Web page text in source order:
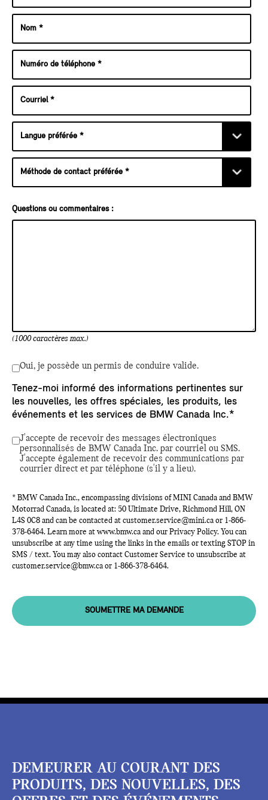
Questions ou commentaires :
(1000 caractères max.)
Oui, je possède un permis de conduire valide.
Tenez-moi informé des informations pertinentes sur
les nouvelles, les offres spéciales, les produits, les
événements et les services de BMW Canada Inc.*
J'accepte de recevoir des messages électroniques
personnalisés de BMW Canada Inc. par courriel ou SMS.
J'accepte également de recevoir des communications par
courrier direct et par téléphone (s'il y a lieu).
* BMW Canada Inc., encompassing divisions of MINI Canada and BMW
Motorrad Canada, is located at: 50 Ultimate Drive, Richmond Hill, ON
L4S 0C8 and can be contacted at customer.service@mini.ca or 1-866-
378-6464. Learn more at www.bmw.ca and our Privacy Policy. You can
unsubscribe at any time using the links in the emails or texting STOP in
SMS / text. You may also contact Customer Service to unsubscribe at
customer.service@bmw.ca or 1-866-378-6464.
SOUMETTRE MA DEMANDE
DEMEURER AU COURANT DES
PRODUITS, DES NOUVELLES, DES